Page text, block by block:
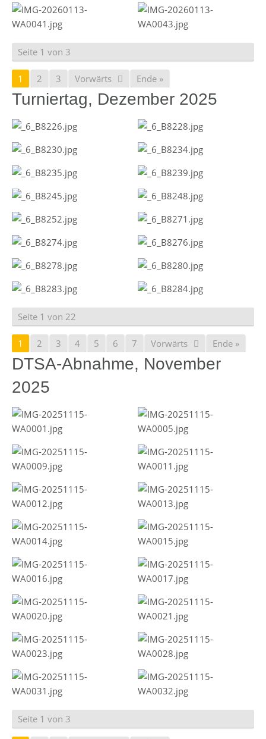
Seite 1 von 3
1 2 3 Vorwärts Ende »
Turniertag, Dezember 2025
Seite 1 von 22
1 2 3 4 5 6 7 Vorwärts Ende »
DTSA-Abnahme, November
2025
Seite 1 von 3